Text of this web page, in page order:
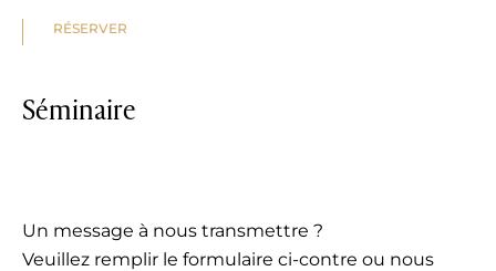
RÉSERVER
Séminaire
Un message à nous transmettre ?
Veuillez remplir le formulaire ci-contre ou nous